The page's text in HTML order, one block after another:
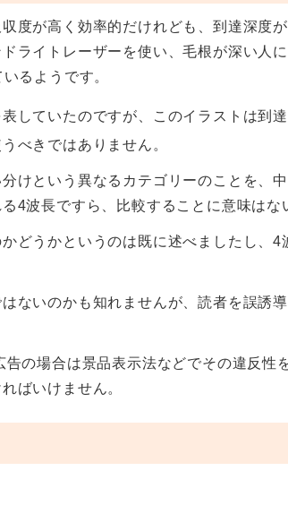
度が高く効率的だけれども、到達深度
ライトレーザーを使い、毛根が深い人
るようです。
していたのですが、このイラストは到
べきではありません。
けという異なるカテゴリーのことを、
4波長ですら、比較することに意味はな
どうかというのは既に述べましたし、4
ないのかも知れませんが、読者を誤誘
の場合は景品表示法などでその違反性
ばいけません。